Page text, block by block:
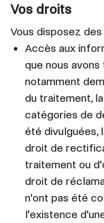
Vos droits
Vous disposez
Accès aux
que nous
notamment
du traitement,
catégories de
été divulguées,
droit de
traitement ou
droit de
n'ont pas été
l'existence